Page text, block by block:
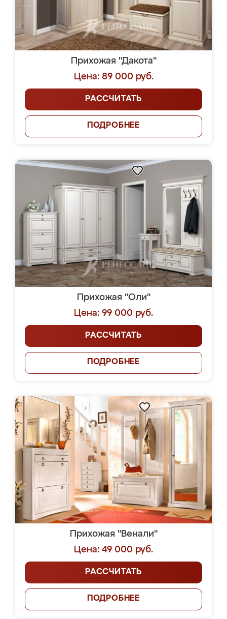
Прихожая "Дакота"
Цена: 89 000 руб.
РАССЧИТАТЬ
ПОДРОБНЕЕ
Прихожая "Оли"
Цена: 99 000 руб.
РАССЧИТАТЬ
ПОДРОБНЕЕ
Прихожая "Венали"
Цена: 49 000 руб.
РАССЧИТАТЬ
ПОДРОБНЕЕ